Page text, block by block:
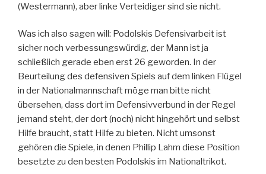
(Westermann), aber linke Verteidiger sind sie nicht.
Was ich also sagen will: Podolskis Defensivarbeit ist
sicher noch verbessungswürdig, der Mann ist ja
schließlich gerade eben erst 26 geworden. In der
Beurteilung des defensiven Spiels auf dem linken Flügel
in der Nationalmannschaft möge man bitte nicht
übersehen, dass dort im Defensivverbund in der Regel
jemand steht, der dort (noch) nicht hingehört und selbst
Hilfe braucht, statt Hilfe zu bieten. Nicht umsonst
gehören die Spiele, in denen Phillip Lahm diese Position
besetzte zu den besten Podolskis im Nationaltrikot.